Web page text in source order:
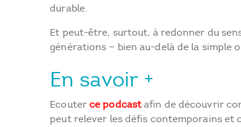
durable.
Et peut-être, surtout, à redonner du
générations — bien au-delà de la simple
En savoir +
Ecouterce podcast afin de découvrir
peut relever les défis contemporains et